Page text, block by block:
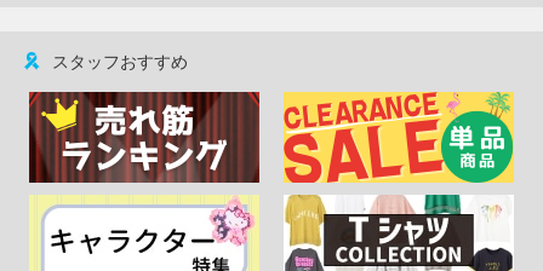
スタッフおすすめ